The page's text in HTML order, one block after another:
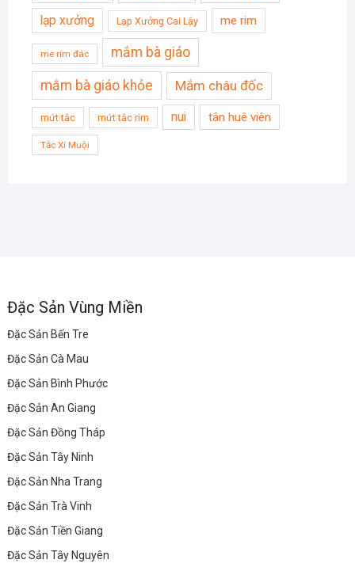
lạp xưởng Lạp Xưởng Cai Lậy me rim
me rim đác mắm bà giáo
mắm bà giáo khỏe Mắm châu đốc
mứt tắc mứt tắc rim nui tân huê viên
Tắc Xí Muội
Đặc Sản Vùng Miền
Đặc Sản Bến Tre
Đặc Sản Cà Mau
Đặc Sản Bình Phước
Đặc Sản An Giang
Đặc Sản Đồng Tháp
Đặc Sản Tây Ninh
Đặc Sản Nha Trang
Đặc Sản Trà Vinh
Đặc Sản Tiền Giang
Đặc Sản Tây Nguyên